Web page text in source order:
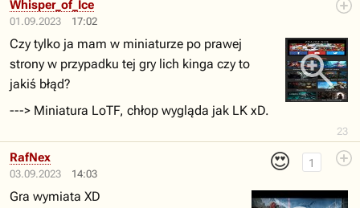
01.09.2023 17:02
23
Whisper_of_Ice
Czy tylko ja mam w miniaturze po prawej
strony w przypadku tej gry lich kinga czy to
jakiś błąd?
---> Miniatura LoTF, chłop wygląda jak LK xD.
03.09.2023 14:03
😍 1
RafNex
Gra wymiata XD